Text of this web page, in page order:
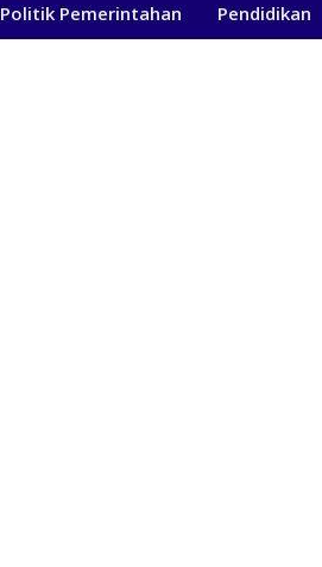
Politik Pemerintahan Pendidikan